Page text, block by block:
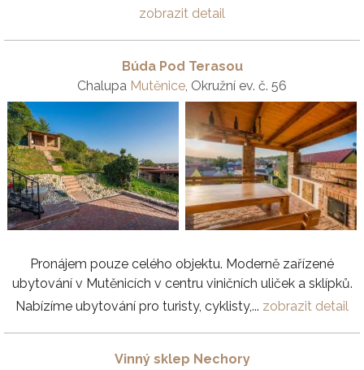
zobrazit detail
Búda Pod Terasou
Chalupa Mutěnice, Okružní ev. č. 56
Pronájem pouze celého objektu. Moderně zařízené
ubytování v Mutěnicích v centru viničních uliček a sklípků.
Nabízíme ubytování pro turisty, cyklisty,... zobrazit detail
Vinný sklep Nechory